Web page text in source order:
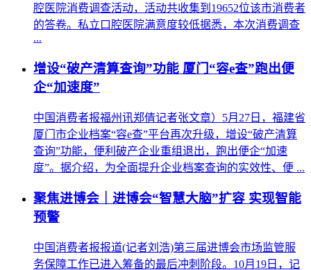
腔医院消费调查活动，活动共收集到19652位该市消费者
的答卷。私立口腔医院满意度较低据悉，本次消费调查
...
增设“破产清算查询”功能 厦门“容e查”跑出便
企“加速度”
中国消费者报福州讯郑倩记者张文章）5月27日，福建省
厦门市企业档案“容e查”平台再次升级，增设“破产清算
查询”功能，便利破产企业重组退出，跑出便企“加速
度”。据介绍，为全面提升企业档案查询的实效性、便 ...
聚焦进博会｜进博会“智慧大脑”扩容 实现智能
预警
中国消费者报报道(记者刘浩)第三届进博会市场监管服
务保障工作已进入筹备的最后冲刺阶段。10月19日，记